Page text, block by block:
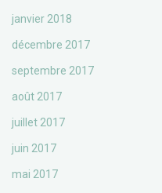
janvier 2018
décembre 2017
septembre 2017
août 2017
juillet 2017
juin 2017
mai 2017